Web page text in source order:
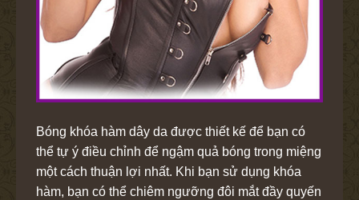
Bóng khóa hàm dây da được thiết kế để bạn có
thể tự ý điều chỉnh để ngậm quả bóng trong miệng
một cách thuận lợi nhất. Khi bạn sử dụng khóa
hàm, bạn có thể chiêm ngưỡng đôi mắt đầy quyến